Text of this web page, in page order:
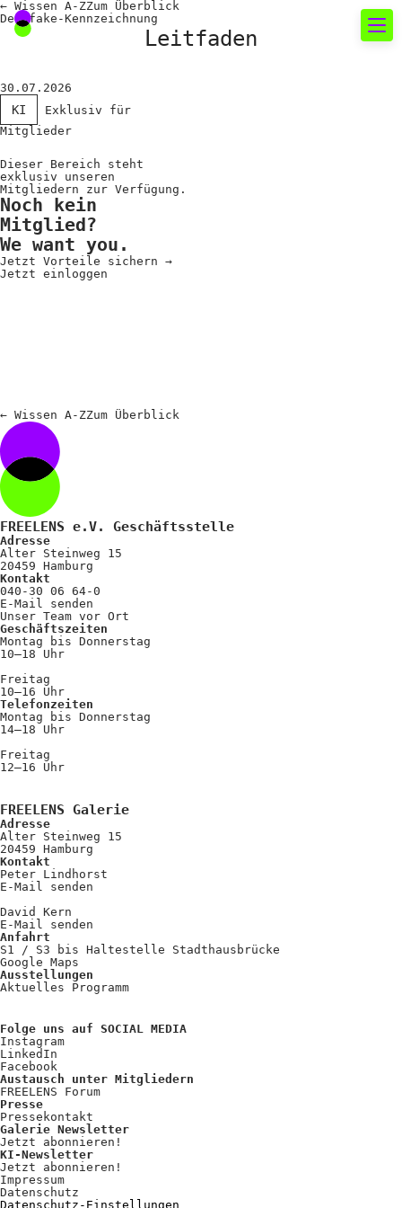
Neues rund um die
Fotografie
News
Termine
FREELENS Galerie
Showcases
Positionen
Verband
Fotograf*innen
Regionalgruppen
Projekte und Publikationen
Foundation
Services für
Fotograf*innen
Mitglied werden
Mein FREELENS
Kooperationen
Wissen A-Z
Login
← Wissen A-ZZum Überblick
Deepfake-Kennzeichnung
Leitfaden
30.07.2026
KI
Exklusiv für
Mitglieder
Dieser Bereich steht
exklusiv unseren
Mitgliedern zur Verfügung.
Noch kein
Mitglied?
We want you.
Jetzt Vorteile sichern →
Jetzt einloggen
← Wissen A-ZZum Überblick
FREELENS e.V. Geschäftsstelle
Adresse
Alter Steinweg 15
20459 Hamburg
Kontakt
040-30 06 64-0
E-Mail senden
Unser Team vor Ort
Geschäftszeiten
Montag bis Donnerstag
10–18 Uhr
Freitag
10–16 Uhr
Telefonzeiten
Montag bis Donnerstag
14–18 Uhr
Freitag
12–16 Uhr
FREELENS Galerie
Adresse
Alter Steinweg 15
20459 Hamburg
Kontakt
Peter Lindhorst
E-Mail senden
David Kern
E-Mail senden
Anfahrt
S1 / S3 bis Haltestelle Stadthausbrücke
Google Maps
Ausstellungen
Aktuelles Programm
Folge uns auf SOCIAL MEDIA
Instagram
LinkedIn
Facebook
Austausch unter Mitgliedern
FREELENS Forum
Presse
Pressekontakt
Galerie Newsletter
Jetzt abonnieren!
KI-Newsletter
Jetzt abonnieren!
Impressum
Datenschutz
Datenschutz-Einstellungen